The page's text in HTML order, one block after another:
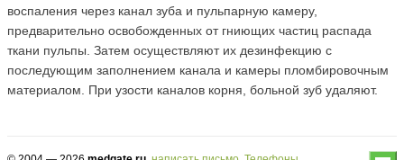
воспаления через канал зуба и пульпарную камеру,
предварительно освобожденных от гниющих частиц распада
ткани пульпы. Затем осуществляют их дезинфекцию с
последующим заполнением канала и камеры пломбировочным
материалом. При узости каналов корня, больной зуб удаляют.